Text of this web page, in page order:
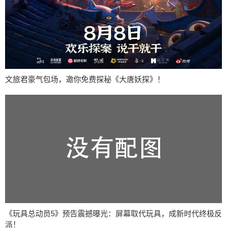
文旅君豪气包场，邀你免费探秘《大唐妖探》！
《玩具总动员5》预告震撼曝光：屏幕取代玩具，成新时代终极反
派！